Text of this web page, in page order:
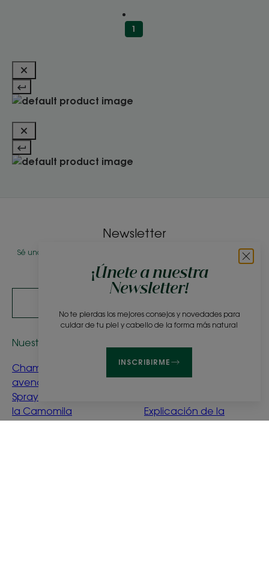
1
¡Únete a nuestra
Newsletter!
No te pierdas los mejores consejos y novedades para
cuidar de tu piel y cabello de la forma más natural
INSCRIBIRME
Newsletter
Sé uno de los primeros en conocer nuestros productos, novedades y
consejos de belleza
Nuestros cuidados
Champú seco a la
avena
Spray solar aclarador a
la Camomila
Aclarar el cabello rubio
Explicación de la